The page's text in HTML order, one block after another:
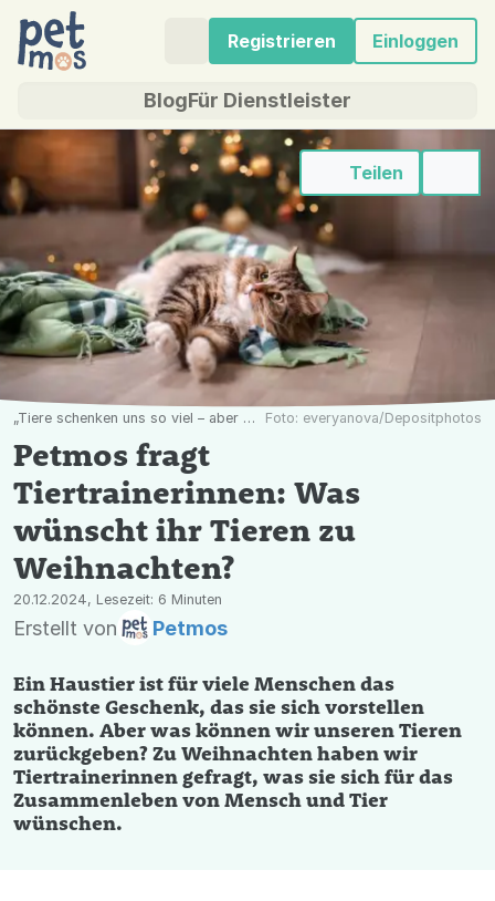
Registrieren Einloggen
BlogFür Dienstleister
Teilen
„Tiere schenken uns so viel – aber was können wir ihnen zurückgeben?“ Foto: everyanova/Depositphotos
Petmos fragt
Tiertrainerinnen: Was
wünscht ihr Tieren zu
Weihnachten?
20.12.2024, Lesezeit: 6 Minuten
Erstellt von Petmos
Ein Haustier ist für viele Menschen das
schönste Geschenk, das sie sich vorstellen
können. Aber was können wir unseren Tieren
zurückgeben? Zu Weihnachten haben wir
Tiertrainerinnen gefragt, was sie sich für das
Zusammenleben von Mensch und Tier
wünschen.